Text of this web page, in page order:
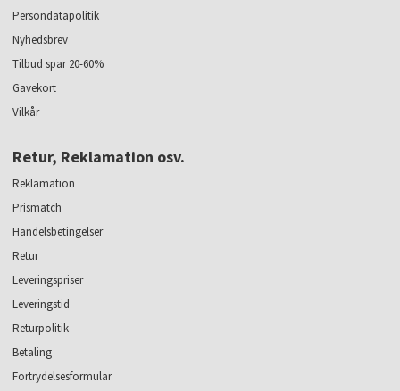
Persondatapolitik
Nyhedsbrev
Tilbud spar 20-60%
Gavekort
Vilkår
Retur, Reklamation osv.
Reklamation
Prismatch
Handelsbetingelser
Retur
Leveringspriser
Leveringstid
Returpolitik
Betaling
Fortrydelsesformular